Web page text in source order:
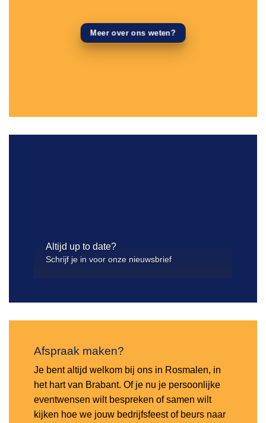
Meer over ons weten?
Altijd up to date?
Schrijf je in voor onze nieuwsbrief
Afspraak maken?
Je bent altijd welkom bij ons in Rosmalen, in
het hart van Brabant. Of je nu je persoonlijke
eventwensen wilt bespreken of samen wilt
kijken hoe we jouw bedrijfsfeest of beurs naar